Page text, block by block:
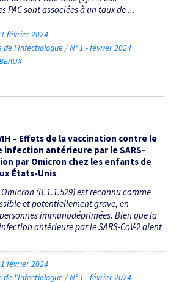
PAC sont associées à un taux de ...
février 2024
l’Infectiologue / N° 1 - février 2024
– Effets de la vaccination contre le
infection antérieure par le SARS-
par Omicron chez les enfants de
États-Unis
(B.1.1.529) est reconnu comme
et potentiellement grave, en
immuno­déprimées. Bien que la
antérieure par le SARS-CoV-2 aient
février 2024
l’Infectiologue / N° 1 - février 2024